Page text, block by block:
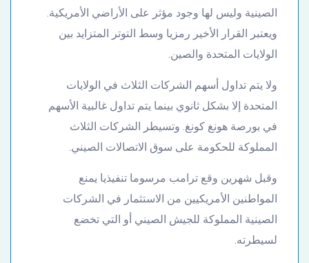
الصينية وليس لها وجود مؤثر على الأراضي الأمريكية.
ويعتبر القرار الأخير رمزيا وسط التوتر المتزايد بين
الولايات المتحدة والصين.
ولا يتم تداول أسهم الشركات الثلاث في الولايات
المتحدة إلا بشكل ثانوي بينما يتم تداول غالبية الأسهم
في بورصة هونغ كونغ. وتسيطر الشركات الثلاث
المملوكة للحكومة على سوق الاتصالات الصيني.
وقبل شهرين وقع ترامب مرسوما تنفيذيا يمنع
المواطنين الأمريكيين من الاستثمار في الشركات
الصينية المملوكة للجيش الصيني أو التي تخضع
لسيطرته.